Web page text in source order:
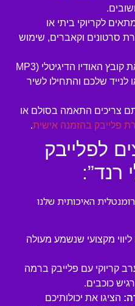
לקריוקי ביתי או
סרטונים וקאברים, שימוש
הורידו את קובץ האודיו הדיגיטלי (MP3
לנייד שלכם והתחילו לשיר
צריכים התאמה בסולם או
פלייבק בהזמנה אישית.
לפלייבק
רנד”:
האיכותית שלנו
ליווי מקצועי שנשמע מעולה
קריוקי עם פלייבק ברמה
כוכבים.
הציגו את יכולותיכם